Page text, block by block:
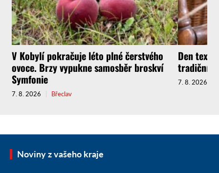
V Kobylí pokračuje léto plné čerstvého
ovoce. Brzy vypukne samosběr broskví
Symfonie
7. 8. 2026 Břeclav
Den
7. 8. 2026
Noviny z vašeho kraje